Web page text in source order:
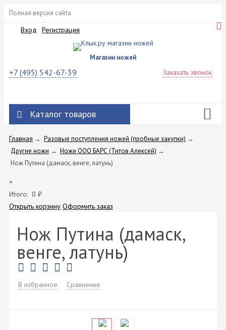
Полная версия сайта
Вход Регистрация
Магазин ножей
+7 (495) 542-67-39 Заказать звонок
Каталог товаров
Главная → Разовые поступления ножей (пробные закупки) →
Другие ножи → Ножи ООО БАРС (Титов Алексей) →
Нож Путина (дамаск, венге, латунь)
×
Итого: 0 ₽
Открыть корзину Оформить заказ
Нож Путина (дамаск,
венге, латунь)
В избранное Сравнение